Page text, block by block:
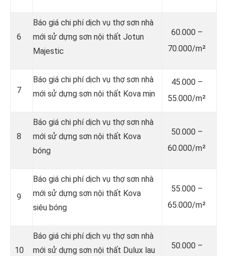
6
Báo giá chi phí dịch vụ thợ sơn nhà
mới sử dựng sơn nội thất Jotun
Majestic
60.000 –
70.000/m²
7
Báo giá chi phí dịch vụ thợ sơn nhà
mới sử dựng sơn nội thất Kova mịn
45.000 –
55.000/m²
8
Báo giá chi phí dịch vụ thợ sơn nhà
mới sử dựng sơn nội thất Kova
bóng
50.000 –
60.000/m²
9
Báo giá chi phí dịch vụ thợ sơn nhà
mới sử dựng sơn nội thất Kova
siêu bóng
55.000 –
65.000/m²
10
Báo giá chi phí dịch vụ thợ sơn nhà
mới sử dựng sơn nội thất Dulux lau
50.000 –